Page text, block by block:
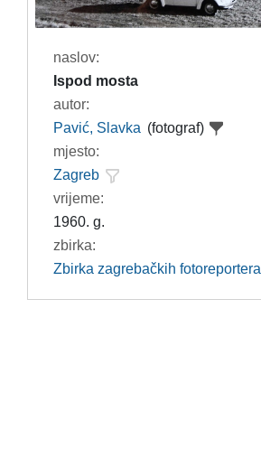
naslov:
Ispod mosta
autor:
Pavić, Slavka (fotograf)
mjesto:
Zagreb
vrijeme:
1960. g.
zbirka:
Zbirka zagrebačkih fotoreportera